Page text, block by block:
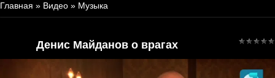
Главная » Видео » Музыка
Денис Майданов о врагах